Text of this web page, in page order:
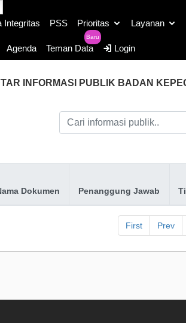
Integritas PSS Prioritas Layanan
Agenda Teman Data
Baru
Login
INFORMASI PUBLIK BADAN
Dokumen Penanggung Jawab
First Prev